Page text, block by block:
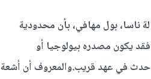
ناسا، بول مهافي، بأن محدودية
يكون مصدره بيولوجيا أو
حدث في عهد قريب.والمعروف أن أشعة